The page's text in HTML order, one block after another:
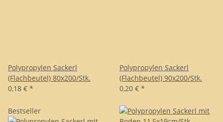
Polypropylen Sackerl
(Flachbeutel) 80x200/Stk.
0,18 € *
Polypropylen Sackerl
(Flachbeutel) 90x200/Stk.
0,20 € *
Bestseller